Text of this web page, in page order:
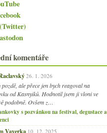
komentáře
26. 1. 2026
ale přece jen bych reagoval na
od Kasnyiků. Hodnotil jsem ji vloni ve
podobně. Ovšem z…
s pozvánkou na festival, degustace a
Vaverka 10. 12. 2025